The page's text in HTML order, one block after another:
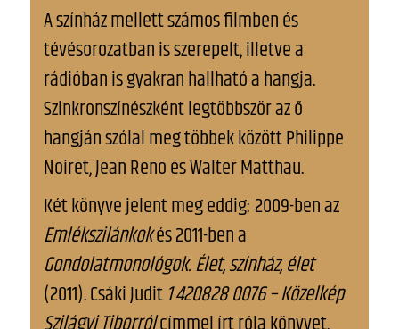
A színház mellett számos filmben és
tévésorozatban is szerepelt, illetve a
rádióban is gyakran hallható a hangja.
Szinkronszínészként legtöbbször az ő
hangján szólal meg többek között Philippe
Noiret, Jean Reno és Walter Matthau.
Két könyve jelent meg eddig: 2009-ben az
Emlékszilánkokés 2011-ben a
Gondolatmonológok. Élet, színház, élet
(2011). Csáki Judit 1 420828 0076 – Közelkép